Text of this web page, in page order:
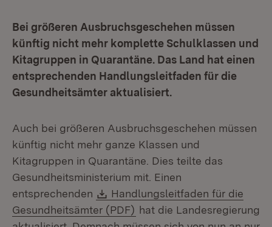
Bei größeren Ausbruchsgeschehen müssen
künftig nicht mehr komplette Schulklassen und
Kitagruppen in Quarantäne. Das Land hat einen
entsprechenden Handlungsleitfaden für die
Gesundheitsämter aktualisiert.
Auch bei größeren Ausbruchsgeschehen müssen
künftig nicht mehr ganze Klassen und
Kitagruppen in Quarantäne. Dies teilte das
Gesundheitsministerium mit. Einen
entsprechenden
Download:
Handlungsleitfaden für die
Gesundheitsämter (PDF) (Öffnet in neuem Fenster)
hat die Landesregierung